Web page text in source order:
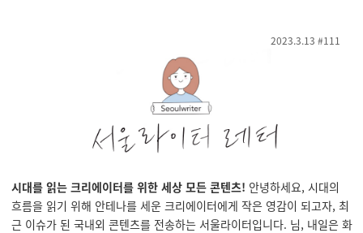
2023.3.13 #111
시대를 읽는 크리에이터를 위한 세상 모든 콘텐츠! 안녕하세요, 시대의
흐름을 읽기 위해 안테나를 세운 크리에이터에게 작은 영감이 되고자, 최
근 이슈가 된 국내외 콘텐츠를 전송하는 서울라이터입니다. 님, 내일은 화